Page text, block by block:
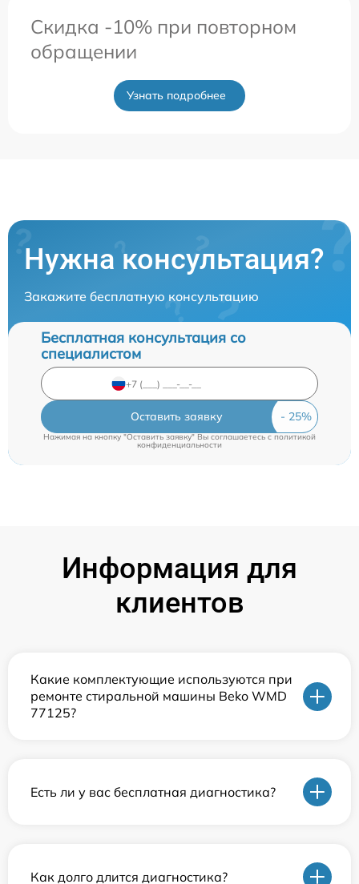
Скидка -10% при повторном
обращении
Узнать подробнее
Нужна консультация?
Закажите бесплатную консультацию
Бесплатная консультация со
специалистом
Оставить заявку
Нажимая на кнопку "Оставить заявку" Вы соглашаетесь c политикой
конфиденциальности
Информация для
клиентов
Какие комплектующие используются при
ремонте стиральной машины Beko WMD
77125?
Есть ли у вас бесплатная диагностика?
Как долго длится диагностика?